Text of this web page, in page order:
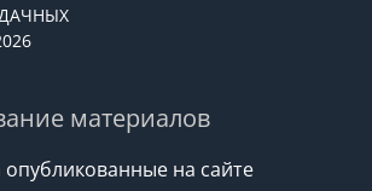
материалов
опубликованные на сайте